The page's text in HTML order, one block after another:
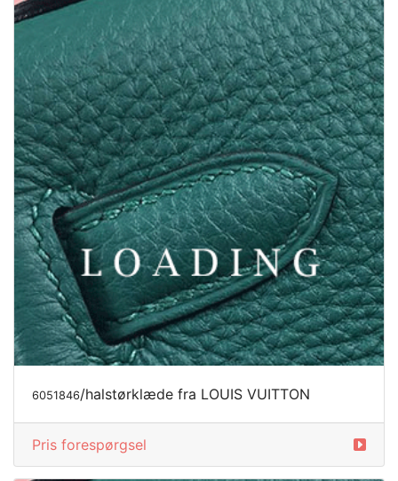
6051846/halstørklæde fra LOUIS VUITTON
Pris forespørgsel